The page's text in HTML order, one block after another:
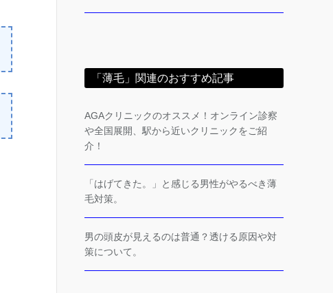
「薄毛」関連のおすすめ記事
AGAクリニックのオススメ！オンライン診察
や全国展開、駅から近いクリニックをご紹
介！
「はげてきた。」と感じる男性がやるべき薄
毛対策。
男の頭皮が見えるのは普通？透ける原因や対
策について。